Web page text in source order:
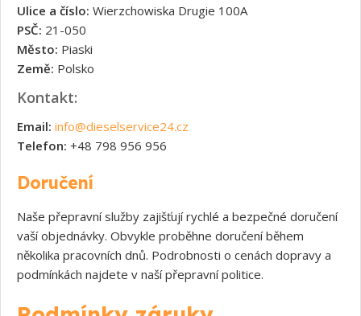
Ulice a číslo: Wierzchowiska Drugie 100A
PSČ: 21-050
Město: Piaski
Země: Polsko
Kontakt:
Email: info@dieselservice24.cz
Telefon: +48 798 956 956
Doručení
Naše přepravní služby zajišťují rychlé a bezpečné doručení
vaší objednávky. Obvykle proběhne doručení během
několika pracovních dnů. Podrobnosti o cenách dopravy a
podmínkách najdete v naší přepravní politice.